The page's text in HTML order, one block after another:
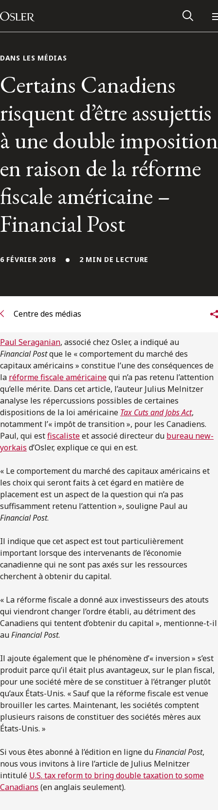
Passer au contenu
Main Navigation
Contactez-nous
ENGLISH
S’abonner aux articles Osler
DANS LES MÉDIAS
Certains Canadiens
risquent d’être assujettis
à une double imposition
en raison de la réforme
fiscale américaine –
Financial Post
6 FÉVRIER 2018 2 MIN DE LECTURE
Centre des médias
Paul Seraganian, associé chez Osler, a indiqué au
Financial Postque le « comportement du marché des
capitaux américains » constitue l’une des conséquences de
la réforme fiscale américainequi n’a pas retenu l’attention
qu’elle mérite. Dans cet article, l’auteur Julius Melnitzer
analyse les répercussions possibles de certaines
dispositions de la loi américaine Tax Cuts and Jobs Act,
notamment l’« impôt de transition », pour les Canadiens.
Paul, qui estfiscalisteet associé directeur du bureau new-
yorkais d’Osler, explique ce qui en est.
« Le comportement du marché des capitaux américains et
les choix qui seront faits à cet égard en matière de
placement est un aspect de la question qui n’a pas
suffisamment retenu l’attention », souligne Paul au
Financial Post.
Il indique que cet aspect est tout particulièrement
important lorsque des intervenants de l’économie
canadienne qui ne sont pas axés sur les ressources
cherchent à obtenir du capital.
« La réforme fiscale a donné aux investisseurs des atouts
qui viendront changer l’ordre établi, au détriment des
Canadiens qui tentent d’obtenir du capital », mentionne-t-il
auFinancial Post.
Il ajoute également que le phénomène d’« inversion » s’est
produit parce qu’il était plus avantageux, sur le plan fiscal,
pour une société mère de se constituer à l’étranger plutôt
qu’aux États-Unis. « Sauf que la réforme fiscale est venue
brouiller les cartes. Maintenant, les sociétés comptent
plusieurs raisons de constituer des sociétés mères aux
États-Unis. »
Si vous êtes abonné à l’édition en ligne duFinancial Post,
nous vous invitons à lire l’article de Julius Melnitzer
intitulé U.S. tax reform to bring double taxation to some
Canadians (en anglais seulement).